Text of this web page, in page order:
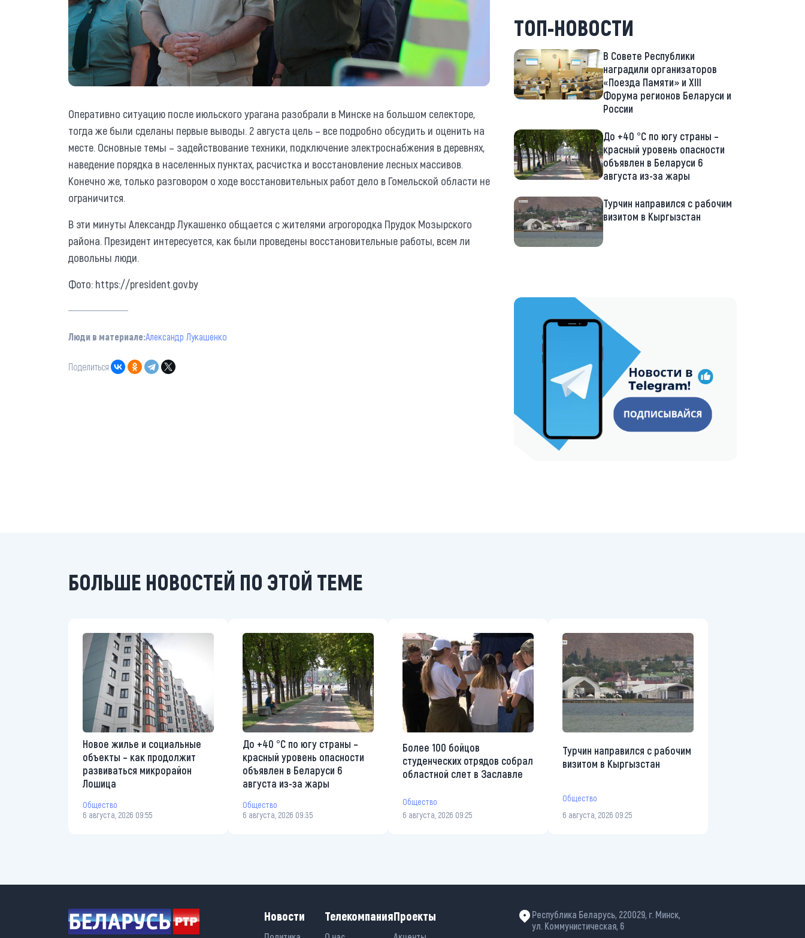
Оперативно ситуацию после июльского урагана разобрали в Минске на большом селекторе,
тогда же были сделаны первые выводы. 2 августа цель – все подробно обсудить и оценить на
месте. Основные темы – задействование техники, подключение электроснабжения в деревнях,
наведение порядка в населенных пунктах, расчистка и восстановление лесных массивов.
Конечно же, только разговором о ходе восстановительных работ дело в Гомельской области не
ограничится.
В эти минуты Александр Лукашенко общается с жителями агрогородка Прудок Мозырского
района. Президент интересуется, как были проведены восстановительные работы, всем ли
довольны люди.
Фото: https://president.gov.by
Люди в материале:Александр Лукашенко
Поделиться:
ТОП-НОВОСТИ
В Совете Республики
наградили организаторов
«Поезда Памяти» и XIII
Форума регионов Беларуси и
России
До +40 °С по югу страны –
красный уровень опасности
объявлен в Беларуси 6
августа из-за жары
Турчин направился с рабочим
визитом в Кыргызстан
https://t.me/minskctvby
БОЛЬШЕ НОВОСТЕЙ ПО ЭТОЙ ТЕМЕ
Новое жилье и социальные
объекты – как продолжит
развиваться микрорайон
Лошица
Общество
6 августа, 2026 09:55
До +40 °С по югу страны –
красный уровень опасности
объявлен в Беларуси 6
августа из-за жары
Общество
6 августа, 2026 09:35
Более 100 бойцов
студенческих отрядов собрал
областной слет в Заславле
Общество
6 августа, 2026 09:25
Турчин направился с рабочим
визитом в Кыргызстан
Общество
6 августа, 2026 09:25
Новости ТелекомпанияПроекты
Республика Беларусь, 220029, г. Минск,
ул. Коммунистическая, 6